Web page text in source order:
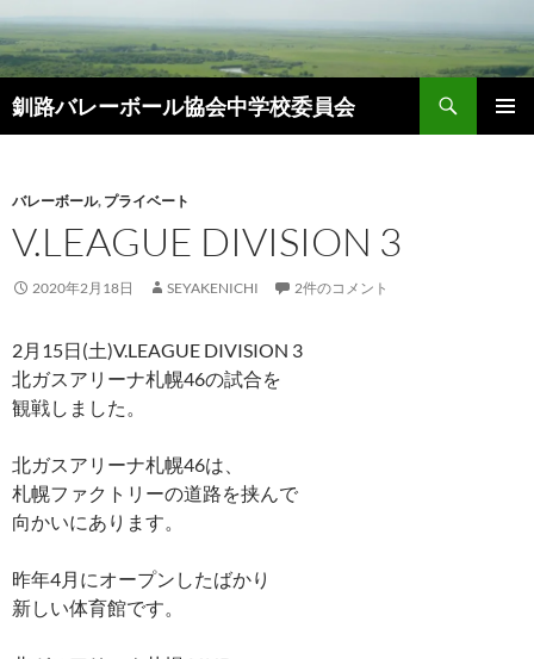
コ
ン
テ
ン
キ
ッ
釧路バレーボール協会中学校委員会
索
バレーボール, プライベート
V.LEAGUE DIVISION 3
2020年2月18日 SEYAKENICHI 2件のコメント
2月15日(土)V.LEAGUE DIVISION 3
北ガスアリーナ札幌46の試合を
観戦しました。
北ガスアリーナ札幌46は、
札幌ファクトリーの道路を挟んで
向かいにあります。
昨年4月にオープンしたばかり
新しい体育館です。